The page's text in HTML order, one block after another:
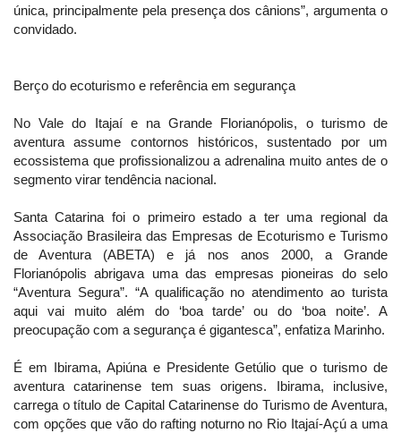
única, principalmente pela presença dos cânions”, argumenta o
convidado.
Berço do ecoturismo e referência em segurança
No Vale do Itajaí e na Grande Florianópolis, o turismo de
aventura assume contornos históricos, sustentado por um
ecossistema que profissionalizou a adrenalina muito antes de o
segmento virar tendência nacional.
Santa Catarina foi o primeiro estado a ter uma regional da
Associação Brasileira das Empresas de Ecoturismo e Turismo
de Aventura (ABETA) e já nos anos 2000, a Grande
Florianópolis abrigava uma das empresas pioneiras do selo
“Aventura Segura”. “A qualificação no atendimento ao turista
aqui vai muito além do ‘boa tarde’ ou do ‘boa noite’. A
preocupação com a segurança é gigantesca”, enfatiza Marinho.
É em Ibirama, Apiúna e Presidente Getúlio que o turismo de
aventura catarinense tem suas origens. Ibirama, inclusive,
carrega o título de Capital Catarinense do Turismo de Aventura,
com opções que vão do rafting noturno no Rio Itajaí-Açú a uma